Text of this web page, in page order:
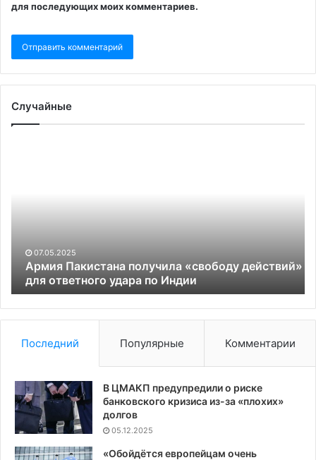
для последующих моих комментариев.
Случайные
удара
Индии
07.05.2025
Армия Пакистана получила «свободу действий»
для ответного удара по Индии
Последний Популярные Комментарии
В ЦМАКП предупредили о риске
банковского кризиса из-за «плохих»
долгов
05.12.2025
«Обойдётся европейцам очень